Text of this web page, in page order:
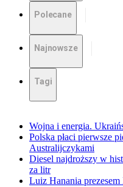
Polecane
Najnowsze
Tagi
Wojna i energia.
Polska płaci pierwsze
Australijczykami
Diesel najdroższy w
za litr
Luiz Hanania